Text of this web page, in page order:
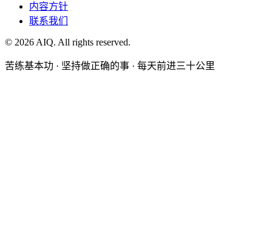
内容方针
联系我们
© 2026 AIQ. All rights reserved.
苦练基本功 · 坚持做正确的事 · 每天前进三十公里